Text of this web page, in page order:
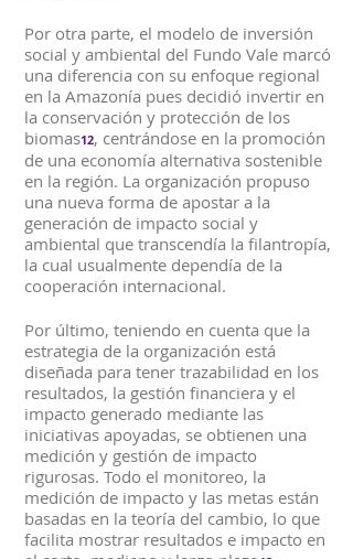
Por otra parte, el modelo de inversión
social y ambiental del Fundo Vale marcó
una diferencia con su enfoque regional
en la Amazonía pues decidió invertir en
la conservación y protección de los
biomas12, centrándose en la promoción
de una economía alternativa sostenible
en la región. La organización propuso
una nueva forma de apostar a la
generación de impacto social y
ambiental que transcendía la filantropía,
la cual usualmente dependía de la
cooperación internacional.
Por último, teniendo en cuenta que la
estrategia de la organización está
diseñada para tener trazabilidad en los
resultados, la gestión financiera y el
impacto generado mediante las
iniciativas apoyadas, se obtienen una
medición y gestión de impacto
rigurosas. Todo el monitoreo, la
medición de impacto y las metas están
basadas en la teoría del cambio, lo que
facilita mostrar resultados e impacto en